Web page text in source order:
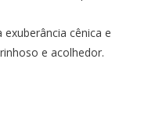
cênica e
e acolhedor.